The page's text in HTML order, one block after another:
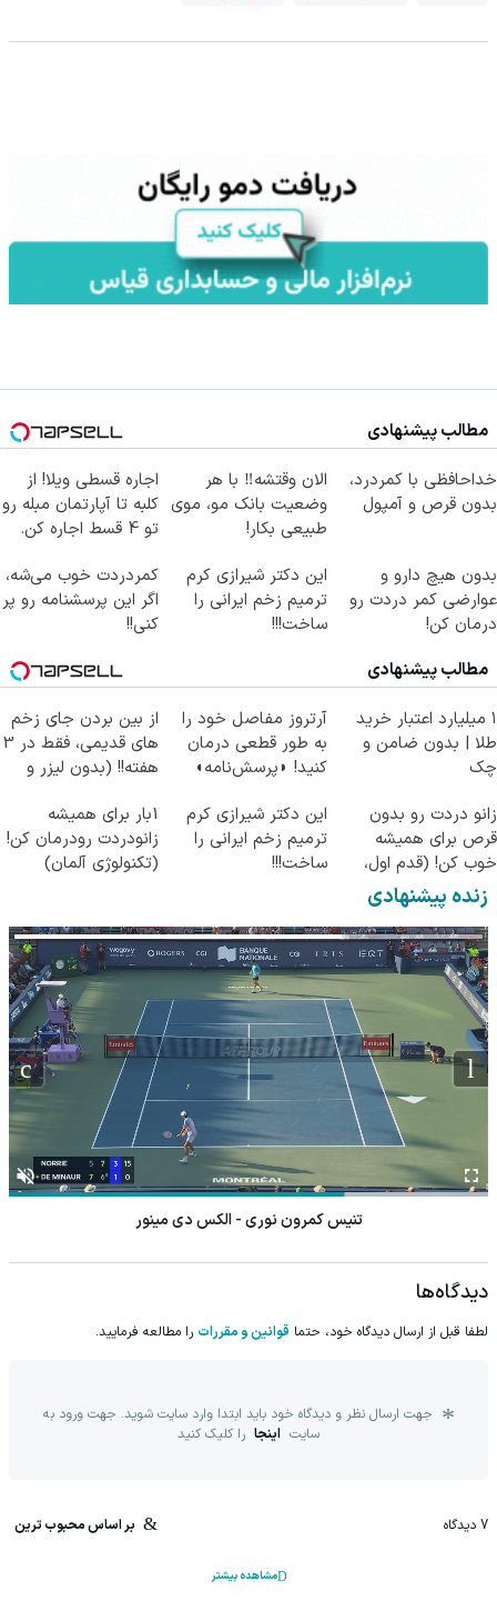
مطالب پیشنهادی
خداحافظی با کمردرد،
بدون قرص و آمپول
الان وقتشه‼️ با هر
وضعیت بانک مو، موی
طبیعی بکار!
اجاره‌ قسطی ویلا! از
کلبه تا آپارتمان مبله رو
تو 4 قسط اجاره کن.
بدون هیچ دارو و
عوارضی کمر دردت رو
درمان کن!
این دکتر شیرازی کرم
ترمیم زخم ایرانی را
ساخت!!!
کمردردت خوب می‌شه،
اگر این پرسشنامه رو پر
کنی!!
مطالب پیشنهادی
۱ میلیارد اعتبار خرید
طلا | بدون ضامن و
چک
آرتروز مفاصل خود را
به طور قطعی درمان
کنید! ◗پرسش‌نامه◖
از بین بردن جای زخم
های قدیمی، فقط در 3
هفته!! (بدون لیزر و
زانو دردت رو بدون
قرص برای همیشه
خوب کن! (قدم اول،
پرسش‌نامه)
این دکتر شیرازی کرم
ترمیم زخم ایرانی را
ساخت!!!
1بار برای همیشه
زانودردت رودرمان کن!
(تکنولوژی آلمان)
زنده پیشنهادی
تنیس کمرون نوری - الکس دی مینور
دیدگاه‌ها
لطفا قبل از ارسال دیدگاه خود، حتما قوانین و مقررات را مطالعه فرمایید.
جهت ارسال نظر و دیدگاه خود باید ابتدا وارد سایت شوید. جهت ورود به
سایت اینجا را کلیک کنید
7 دیدگاه بر اساس محبوب ترین
مشاهده بیشتر